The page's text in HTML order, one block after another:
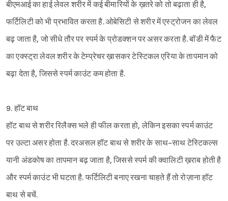
Sign in
बीएमआई का हाई लेवल शरीर में कई बीमारियों के ख़तरे को तो बढ़ाता ही है,
फर्टिलिटी को भी प्रभावित करता है. ओबेसिटी से शरीर में एस्ट्रोजन का लेवल
बढ़ जाता है, जो सीधे तौर पर स्पर्म के प्रोडक्शन पर असर करता है. बॉडी में फैट
का एक्स्ट्रा लेवल शरीर के टेम्प्रेचर ख़ासकर टेस्टिकल एरिया के तापमान को
बढ़ा देता है, जिससे स्पर्म काउंट कम होता है.
9. हॉट बाथ
हॉट बाथ से शरीर रिलैक्स भले ही फील करता हो, लेकिन इसका स्पर्म काउंट
पर उल्टा असर होता है. दरअसल हॉट बाथ से शरीर के साथ-साथ टेस्टिकल्स
यानी अंडकोष का तापमान बढ़ जाता है, जिससे स्पर्म की क्वालिटी ख़राब होती है
और स्पर्म काउंट भी घटता है. फर्टिलिटी बनाए रखना चाहते हैं तो रोज़ाना हॉट
बाथ से बचें.